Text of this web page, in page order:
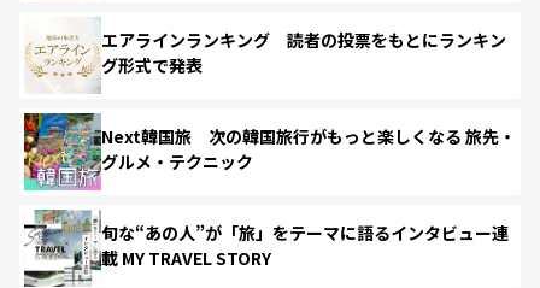
エアラインランキング 読者の投票をもとにランキン
グ形式で発表
Next韓国旅 次の韓国旅行がもっと楽しくなる 旅先・
グルメ・テクニック
旬な“あの人”が「旅」をテーマに語るインタビュー連
載 MY TRAVEL STORY